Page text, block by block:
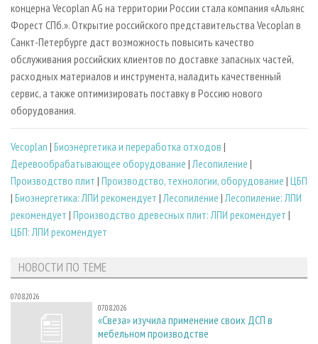
концерна Vecoplan AG на территории России стала компания «Альянс
Форест СПб.». Открытие российского представительства Vecoplan в
Санкт-Петербурге даст возможность повысить качество
обслуживания российских клиентов по доставке запасных частей,
расходных материалов и инструмента, наладить качественный
сервис, а также оптимизировать поставку в Россию нового
оборудования.
Vecoplan | Биoэнергетика и переработка отходов |
Деревообрабатывающее оборудование | Лесопиление |
Производство плит | Производство, технологии, оборудование | ЦБП
| Биоэнергетика: ЛПИ рекомендует | Лесопиление | Лесопиление: ЛПИ
рекомендует | Производство древесных плит: ЛПИ рекомендует |
ЦБП: ЛПИ рекомендует
НОВОСТИ ПО ТЕМЕ
07.08.2026
07.08.2026
«Свеза» изучила применение своих ДСП в
мебельном производстве